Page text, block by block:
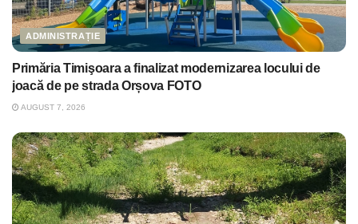
ADMINISTRAȚIE
Primăria Timişoara a finalizat modernizarea locului de
joacă de pe strada Orșova FOTO
AUGUST 7, 2026